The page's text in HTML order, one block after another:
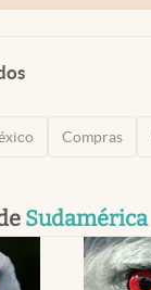
Compras
Sudamérica